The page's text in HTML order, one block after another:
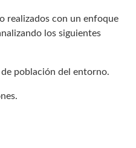
realizados con un enfoque
los siguientes
población del entorno.